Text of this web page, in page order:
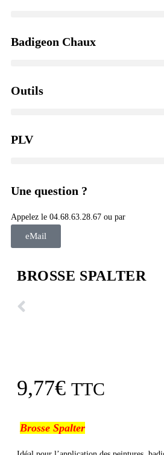
Badigeon Chaux
Outils
PLV
Une question ?
Appelez le 04.68.63.28.67 ou par
eMail
BROSSE SPALTER
9,77€ TTC
Brosse Spalter